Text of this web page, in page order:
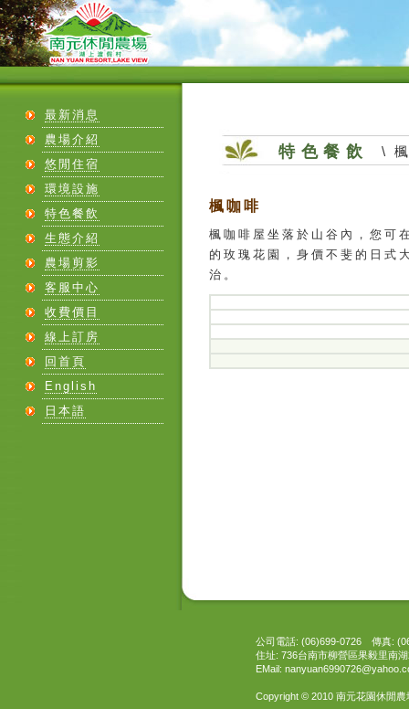
最新消息
農場介紹
悠閒住宿
環境設施
特色餐飲
生態介紹
農場剪影
客服中心
收費價目
線上訂房
回首頁
English
日本語
特色餐飲 \
楓咖啡
楓咖啡屋坐落於山谷內，您可
的玫瑰花園，身價不斐的日式
治。
公司電話: (06)699-0726 傳真:
住址: 736台南市柳營區果毅里南
EMail:
Copyright © 2010 南元花園休閒